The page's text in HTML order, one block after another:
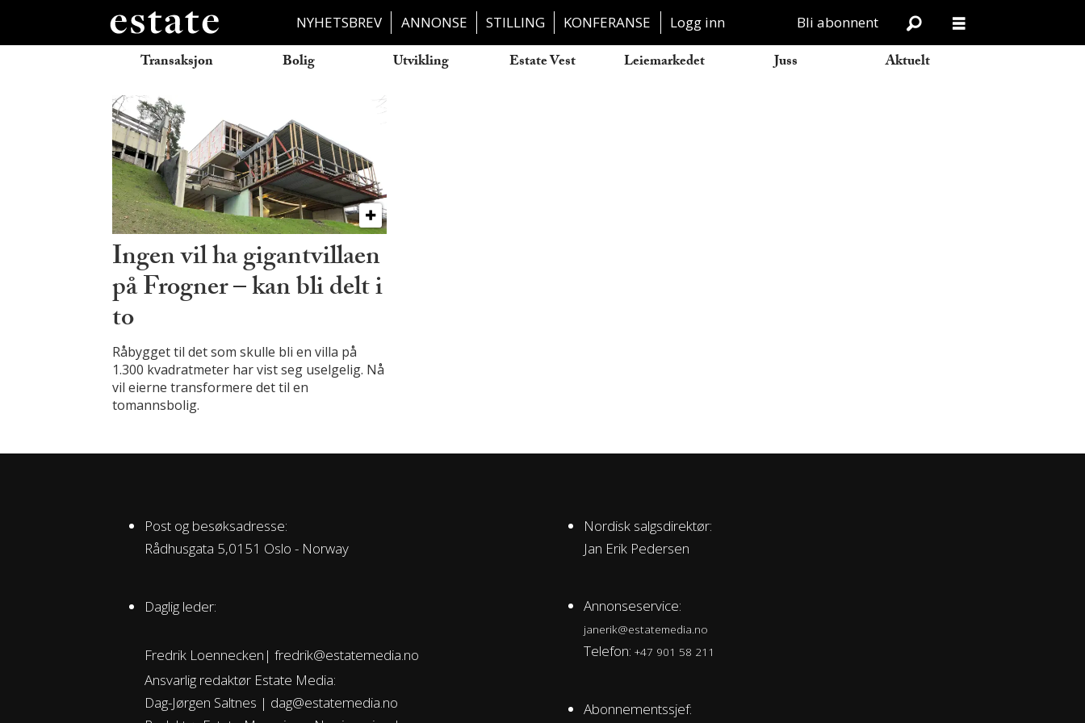
NYHETSBREV ANNONSE STILLING KONFERANSE Logg inn Bli abonnent
Transaksjon Bolig Utvikling Estate Vest Leiemarkedet Juss Aktuelt
sterna_eiendom
Ingen vil ha gigantvillaen
på Frogner – kan bli delt i
to
Råbygget til det som skulle bli en villa på
1.300 kvadratmeter har vist seg uselgelig. Nå
vil eierne transformere det til en
tomannsbolig.
Post og besøksadresse:
Rådhusgata 5,0151 Oslo - Norway
Daglig leder:
Fredrik Loennecken| fredrik@estatemedia.no
Ansvarlig redaktør Estate Media:
Dag-Jørgen Saltnes | dag@estatemedia.no
Nordisk salgsdirektør:
Jan Erik Pedersen
Annonseservice:
janerik@estatemedia.no
Telefon:+47 901 58 211
Abonnementssjef: